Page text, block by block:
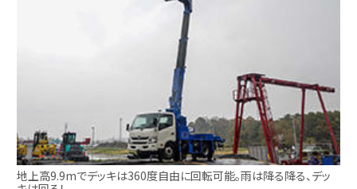
地上高9.9mでデッキは360度自由に回転可能。雨は降る降る、デッ